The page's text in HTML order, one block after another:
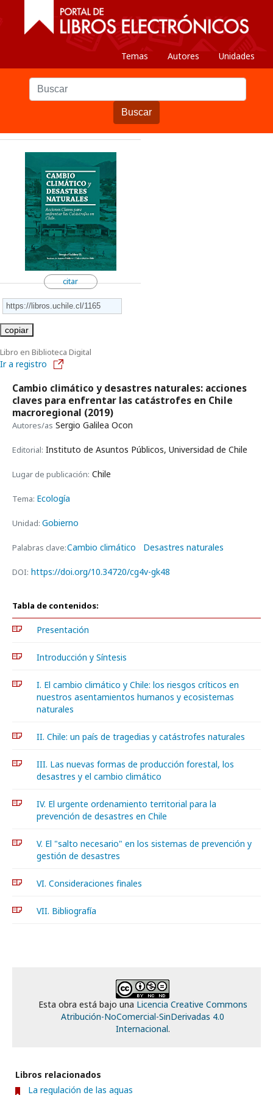
Temas Autores Unidades
Buscar
citar
copiar
Libro en Biblioteca Digital
Ir a registro
Cambio climático y desastres naturales: acciones
claves para enfrentar las catástrofes en Chile
macroregional (2019)
Autores/as Sergio Galilea Ocon
Editorial: Instituto de Asuntos Públicos, Universidad de Chile
Lugar de publicación: Chile
Tema: Ecología
Unidad: Gobierno
Palabras clave:Cambio climático Desastres naturales
DOI: https://doi.org/10.34720/cg4v-gk48
Tabla de contenidos:
Presentación
Introducción y Síntesis
I. El cambio climático y Chile: los riesgos críticos en
nuestros asentamientos humanos y ecosistemas
naturales
II. Chile: un país de tragedias y catástrofes naturales
III. Las nuevas formas de producción forestal, los
desastres y el cambio climático
IV. El urgente ordenamiento territorial para la
prevención de desastres en Chile
V. El "salto necesario" en los sistemas de prevención y
gestión de desastres
VI. Consideraciones finales
VII. Bibliografía
Esta obra está bajo una Licencia Creative Commons
Atribución-NoComercial-SinDerivadas 4.0
Internacional.
Libros relacionados
La regulación de las aguas